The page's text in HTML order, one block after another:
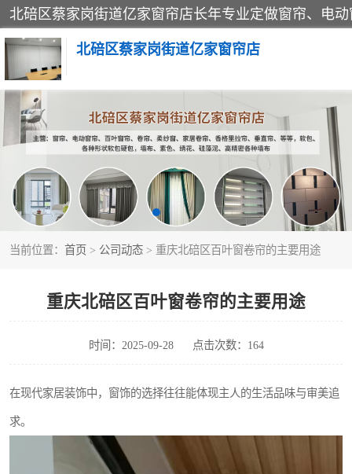
北碚区蔡家岗街道亿家窗帘店
当前位置： 首页 > 公司动态 > 重庆北碚区百叶窗卷帘的主要用途
重庆北碚区百叶窗卷帘的主要用途
时间：2025-09-28 点击次数：164
在现代家居装饰中，窗饰的选择往往能体现主人的生活品味与审美追
求。
软包硬包
窗帘